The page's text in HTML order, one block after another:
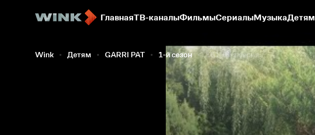
ГлавнаяТВ-каналыФильмыСериалыМузыкаДетям
Wink Детям GARRI PAT 1-й сезон 16196-я серия